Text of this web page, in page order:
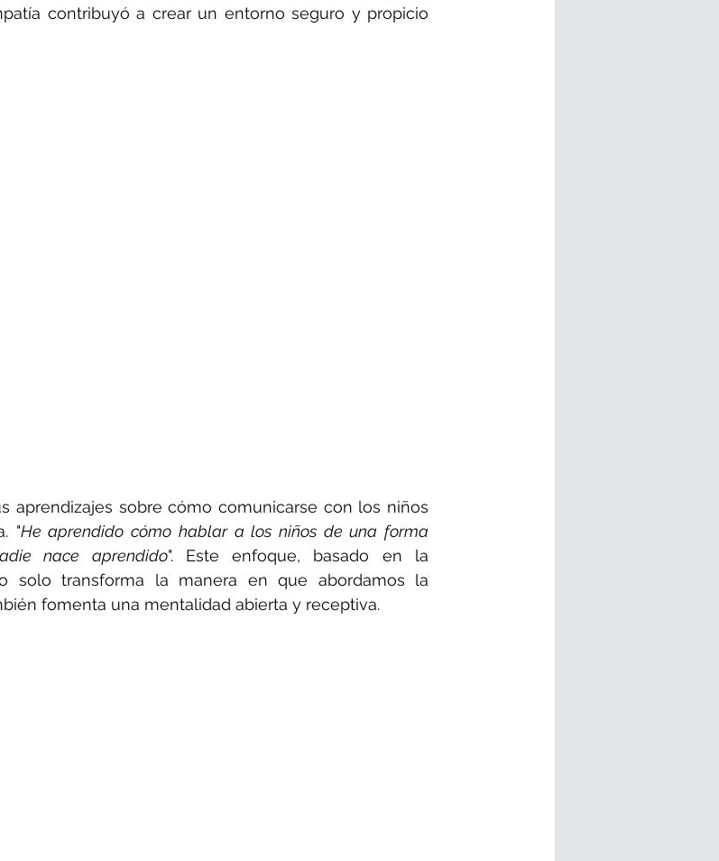
contribuyó a crear un entorno seguro y propicio
aprendizajes sobre cómo comunicarse con los niños
"He aprendido cómo hablar a los niños de una forma
nace aprendido". Este enfoque, basado en la
solo transforma la manera en que abordamos la
fomenta una mentalidad abierta y receptiva.